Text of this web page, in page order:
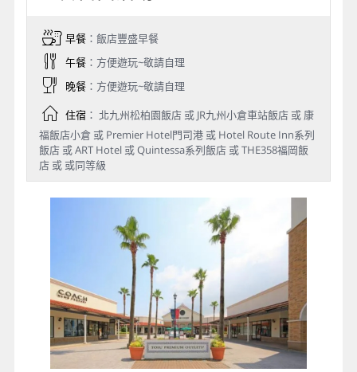
早餐：飯店豐盛早餐
午餐：方便遊玩~敬請自理
晚餐：方便遊玩~敬請自理
住宿： 北九州松柏園飯店 或 JR九州小倉車站飯店 或 康
福飯店小倉 或 Premier Hotel門司港 或 Hotel Route Inn系列
飯店 或 ART Hotel 或 Quintessa系列飯店 或 THE358福岡飯
店 或 或同等級